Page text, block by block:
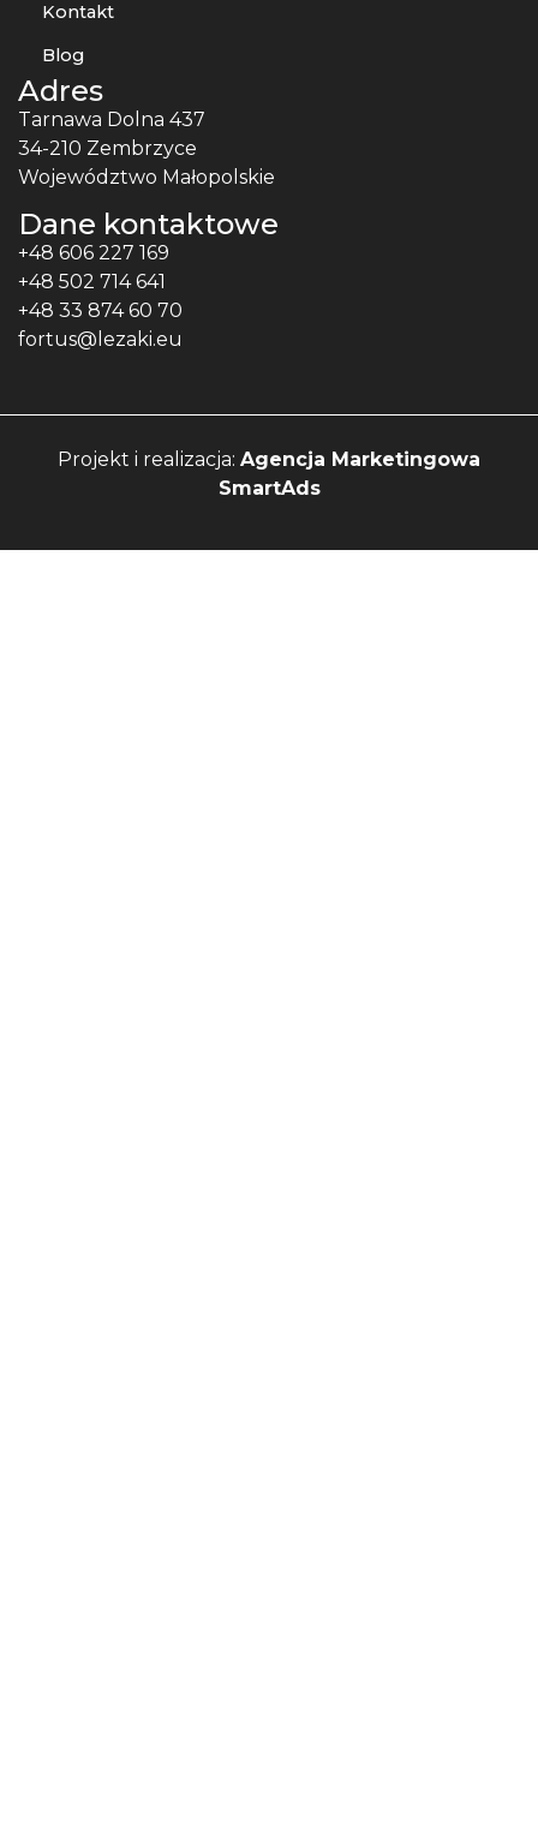
Kontakt
Blog
Adres
Tarnawa Dolna 437
34-210 Zembrzyce
Województwo Małopolskie
Dane kontaktowe
+48 606 227 169
+48 502 714 641
+48 33 874 60 70
fortus@lezaki.eu
Projekt i realizacja: Agencja Marketingowa
SmartAds